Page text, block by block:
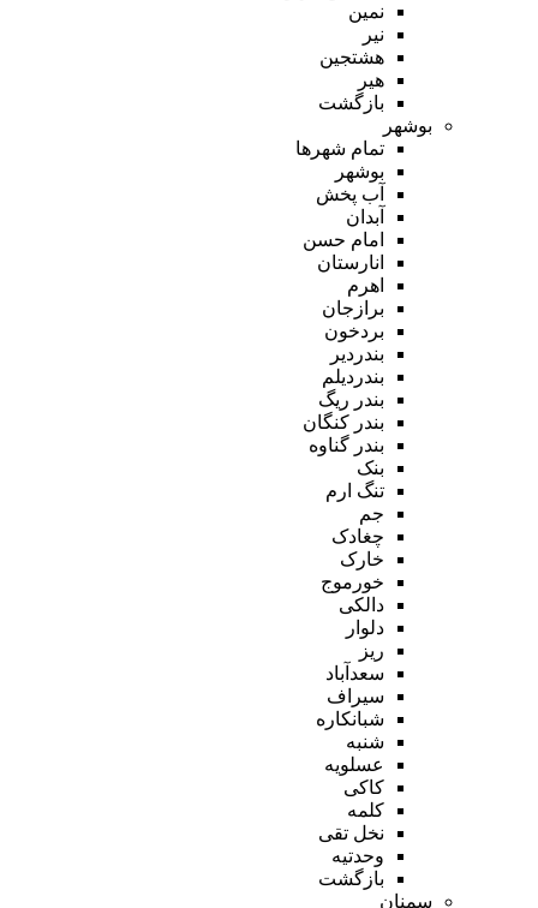
نمین
نیر
هشتجین
هیر
بازگشت
بوشهر
تمام شهر‌ها
بوشهر
آب پخش
آبدان
امام حسن
انارستان
اهرم
برازجان
بردخون
بندردیر
بندردیلم
بندر ریگ
بندر کنگان
بندر گناوه
بنک
تنگ ارم
جم
چغادک
خارک
خورموج
دالکی
دلوار
ریز
سعدآباد
سیراف
شبانکاره
شنبه
عسلویه
کاکی
کلمه
نخل تقی
وحدتیه
بازگشت
سمنان